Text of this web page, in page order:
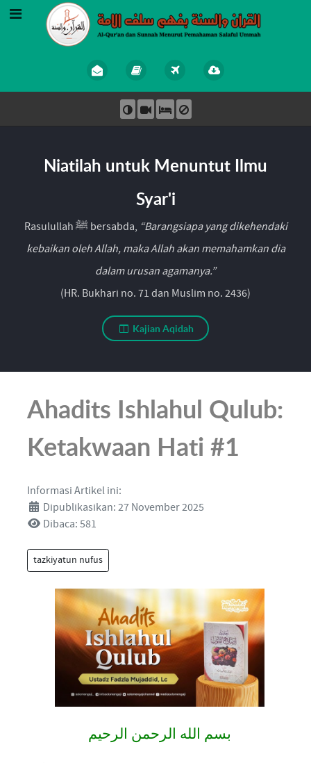
Niatilah untuk Menuntut Ilmu
Syar'i
Rasulullah ﷺ bersabda, “Barangsiapa yang dikehendaki
kebaikan oleh Allah, maka Allah akan memahamkan dia
dalam urusan agamanya.”
(HR. Bukhari no. 71 dan Muslim no. 2436)
Kajian Aqidah
Ahadits Ishlahul Qulub:
Ketakwaan Hati #1
Informasi Artikel ini:
Dipublikasikan: 27 November 2025
Dibaca: 581
tazkiyatun nufus
بسم الله الرحمن الرحيم